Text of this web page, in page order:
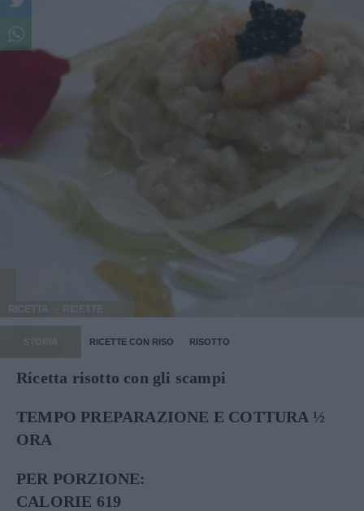
RICETTA
STORIA RICETTE CON RISO RISOTTO
Ricetta risotto con gli scampi
TEMPO PREPARAZIONE E COTTURA ½
ORA
PER PORZIONE:
CALORIE 619